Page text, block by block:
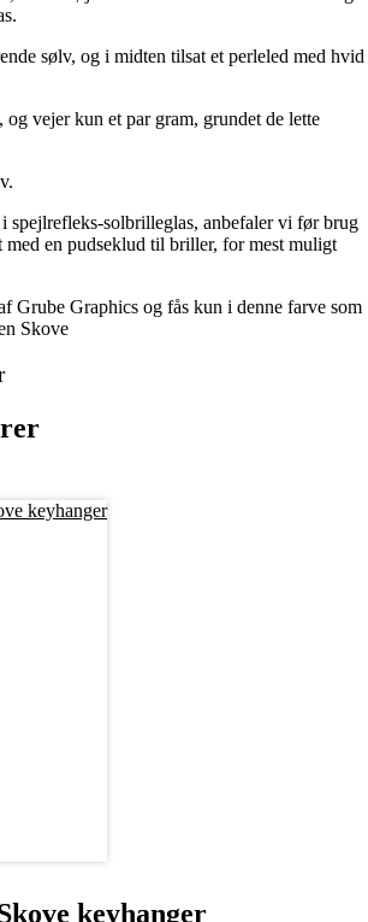
sølv, og i midten tilsat et perleled med hvid
vejer kun et par gram, grundet de lette
spejlrefleks-solbrilleglas, anbefaler vi før brug
med en pudseklud til briller, for mest muligt
Grube Graphics og fås kun i denne farve som
Skove
keyhanger